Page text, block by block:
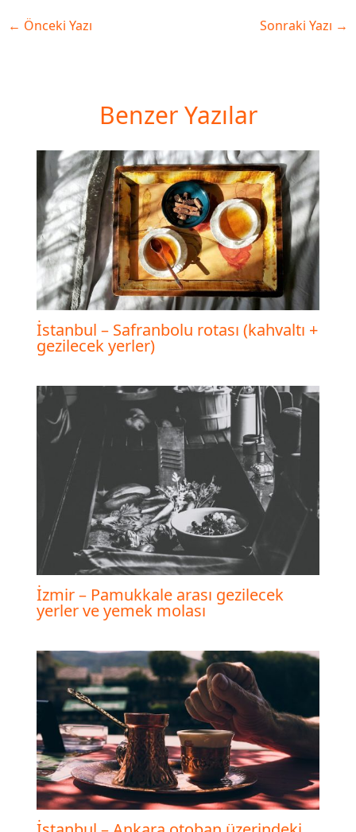
← Önceki Yazı Sonraki Yazı →
Benzer Yazılar
İstanbul – Safranbolu rotası (kahvaltı +
gezilecek yerler)
İzmir – Pamukkale arası gezilecek
yerler ve yemek molası